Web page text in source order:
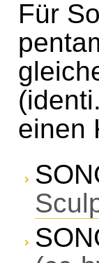
Für
einen